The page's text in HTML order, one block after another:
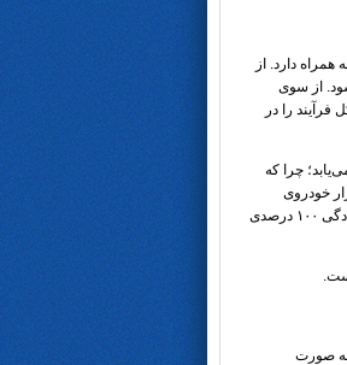
دارد. از
از سوی
را در
افزایش می‌یابد؛ چرا که
خودروی
فروردین ماه، نیازمند آمادگی کامل مراکز تعویض پلاک برای پاسخگویی به این موج جدید است. سردار حسینی با اطمینان از آمادگی ۱۰۰ درصدی
به صورت